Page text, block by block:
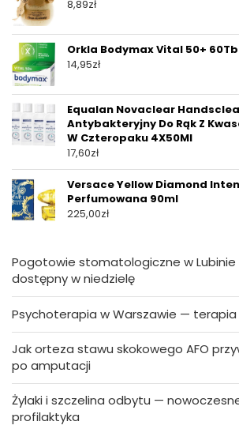
8,89zł
Orkla Bodymax Vital 50+
14,95zł
Equalan Novaclear
Antybakteryjny Do Rąk Z
W Czteropaku 4X50Ml
17,60zł
Versace Yellow Diamond
Perfumowana 90ml
225,00zł
Pogotowie stomatologiczne w
dostępny w niedzielę
Psychoterapia w Warszawie —
Jak orteza stawu skokowego AFO
po amputacji
Żylaki i szczelina odbytu —
profilaktyka